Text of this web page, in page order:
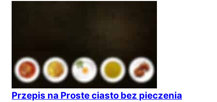
Przepis na Proste ciasto bez pieczenia